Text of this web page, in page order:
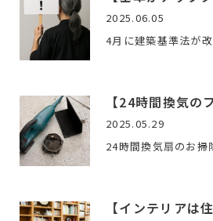
2025.06.05
2025.05.29